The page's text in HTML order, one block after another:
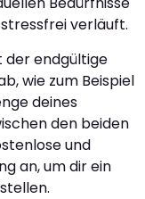
verläuft.
der endgültige
wie zum Beispiel
deines
den beiden
und
an, um dir ein